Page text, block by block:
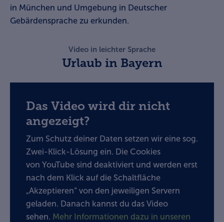
in München und Umgebung in Deutscher
Gebärdensprache zu erkunden.
Video in leichter Sprache
Urlaub in Bayern
Das Video wird dir nicht
angezeigt?
Zum Schutz deiner Daten setzen wir eine sog.
Zwei-Klick-Lösung ein. Die Cookies
von YouTube sind deaktiviert und werden erst
nach dem Klick auf die Schaltfläche
„Akzeptieren“ von den jeweiligen Servern
geladen. Danach kannst du das Video
sehen. Mehr Informationen dazu in unseren